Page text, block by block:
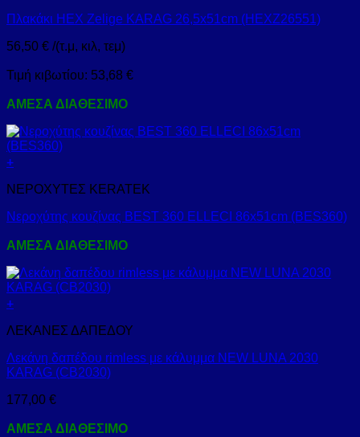
Πλακάκι HEX Zelige KARAG 26,5x51cm (HEXZ26551)
56,50 € /(τ.μ, κιλ, τεμ)
Τιμή κιβωτίου: 53,68 €
ΑΜΕΣΑ ΔΙΑΘΕΣΙΜΟ
+
ΝΕΡΟΧΥΤΕΣ KERATEK
Νεροχύτης κουζίνας BEST 360 ELLECI 86x51cm (BES360)
ΑΜΕΣΑ ΔΙΑΘΕΣΙΜΟ
+
ΛΕΚΑΝΕΣ ΔΑΠΕΔΟΥ
Λεκάνη δαπέδου rimless με κάλυμμα NEW LUNA 2030
KARAG (CB2030)
177,00 €
ΑΜΕΣΑ ΔΙΑΘΕΣΙΜΟ